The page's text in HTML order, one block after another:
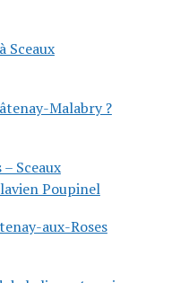
Sceaux
Malabry ?
– Sceaux
Poupinel
aux-Roses